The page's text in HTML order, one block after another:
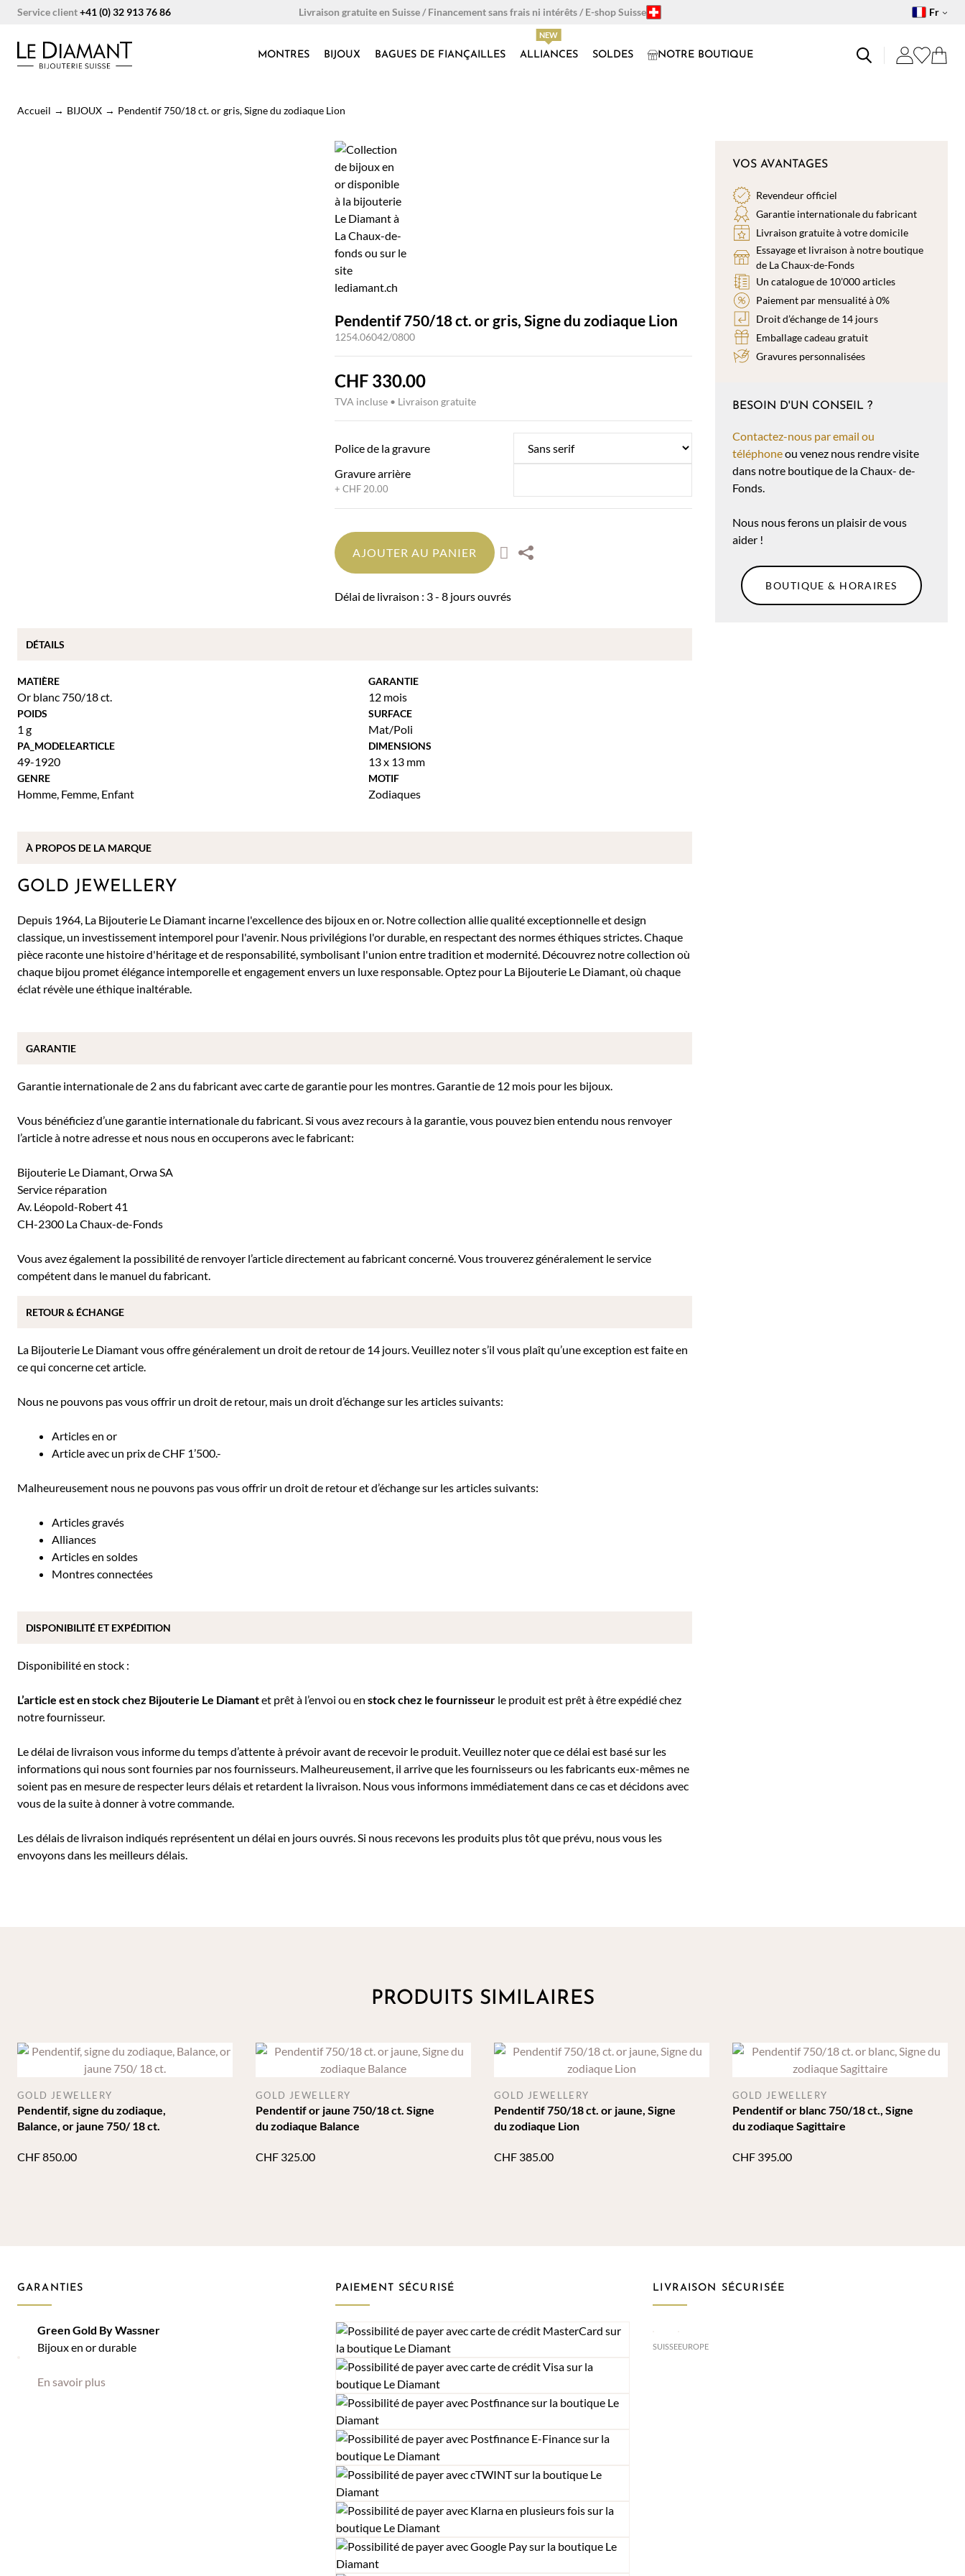
Aller
contenu
Service client+41 (0) 32 913 76 86 Livraison gratuite en Suisse / Financement sans frais ni intérêts / E-shop Suisse Fr
MONTRES BIJOUX BAGUES DE FIANÇAILLES ALLIANCES SOLDES NOTRE BOUTIQUE
Accueil → BIJOUX → Pendentif 750/18 ct. or gris, Signe du zodiaque Lion
Pendentif 750/18 ct. or gris, Signe du zodiaque Lion
1254.06042/0800
CHF330.00
TVA incluse • Livraison gratuite
Police de la gravure
Gravure arrière
AJOUTER AU PANIER
Délai de livraison : 3 - 8 jours ouvrés
MATIÈRE
Or blanc 750/18 ct.
GARANTIE
12 mois
POIDS
1 g
SURFACE
Mat/Poli
PA_MODELEARTICLE
49-1920
DIMENSIONS
13 x 13 mm
GENRE
Homme, Femme, Enfant
MOTIF
Zodiaques
GOLD JEWELLERY
Depuis 1964, La Bijouterie Le Diamant incarne l'excellence des bijoux en or. Notre collection allie qualité exceptionnelle et design
classique, un investissement intemporel pour l'avenir. Nous privilégions l'or durable, en respectant des normes éthiques strictes. Chaque
pièce raconte une histoire d'héritage et de responsabilité, symbolisant l'union entre tradition et modernité. Découvrez notre collection où
chaque bijou promet élégance intemporelle et engagement envers un luxe responsable. Optez pour La Bijouterie Le Diamant, où chaque
éclat révèle une éthique inaltérable.
Garantie internationale de 2 ans du fabricant avec carte de garantie pour les montres. Garantie de 12 mois pour les bijoux.
Vous bénéficiez d’une garantie internationale du fabricant. Si vous avez recours à la garantie, vous pouvez bien entendu nous renvoyer
l’article à notre adresse et nous nous en occuperons avec le fabricant:
Bijouterie Le Diamant, Orwa SA
Service réparation
Av. Léopold-Robert 41
CH-2300 La Chaux-de-Fonds
Vous avez également la possibilité de renvoyer l’article directement au fabricant concerné. Vous trouverez généralement le service
compétent dans le manuel du fabricant.
La Bijouterie Le Diamant vous offre généralement un droit de retour de 14 jours. Veuillez noter s’il vous plaît qu’une exception est faite en
ce qui concerne cet article.
Nous ne pouvons pas vous offrir un droit de retour, mais un droit d’échange sur les articles suivants:
Articles en or
Article avec un prix de CHF 1’500.-
Malheureusement nous ne pouvons pas vous offrir un droit de retour et d’échange sur les articles suivants:
Articles gravés
Alliances
Articles en soldes
Montres connectées
Disponibilité en stock :
L’article est en stock chez Bijouterie Le Diamantet prêt à l’envoi ou en stock chez le fournisseur le produit est prêt à être expédié chez
notre fournisseur.
Le délai de livraison vous informe du temps d’attente à prévoir avant de recevoir le produit. Veuillez noter que ce délai est basé sur les
informations qui nous sont fournies par nos fournisseurs. Malheureusement, il arrive que les fournisseurs ou les fabricants eux-mêmes ne
soient pas en mesure de respecter leurs délais et retardent la livraison. Nous vous informons immédiatement dans ce cas et décidons avec
vous de la suite à donner à votre commande.
Les délais de livraison indiqués représentent un délai en jours ouvrés. Si nous recevons les produits plus tôt que prévu, nous vous les
envoyons dans les meilleurs délais.
DÉTAILS
À PROPOS DE LA MARQUE
GARANTIE
RETOUR & ÉCHANGE
DISPONIBILITÉ ET EXPÉDITION
VOS AVANTAGES
Revendeur officiel
Garantie internationale du fabricant
Livraison gratuite à votre domicile
Essayage et livraison à notre boutique
de La Chaux-de-Fonds
Un catalogue de 10’000 articles
Paiement par mensualité à 0%
Droit d’échange de 14 jours
Emballage cadeau gratuit
Gravures personnalisées
BESOIN D'UN CONSEIL ?
Contactez-nous par email ou
téléphoneou venez nous rendre visite
dans notre boutique de la Chaux- de-
Fonds.
Nous nous ferons un plaisir de vous
aider !
BOUTIQUE & HORAIRES
PRODUITS SIMILAIRES
Pendentif, signe du zodiaque,
Balance, or jaune 750/ 18 ct.
GOLD JEWELLERY
CHF850.00
Pendentif or jaune 750/18 ct. Signe
du zodiaque Balance
GOLD JEWELLERY
CHF 325.00
Pendentif 750/18 ct. or jaune, Signe
du zodiaque Lion
GOLD JEWELLERY
CHF 385.00
Pendentif or blanc 750/18 ct., Signe
du zodiaque Sagittaire
GOLD JEWELLERY
CHF 395.00
GARANTIES
Green Gold By Wassner
Bijoux en or durable
En savoir plus
PAIEMENT SÉCURISÉ LIVRAISON SÉCURISÉE
SUISSEEUROPE